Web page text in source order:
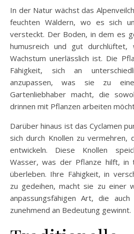
In der Natur wächst das
feuchten Wäldern, wo es sich
versteckt. Der Boden, in dem es
humusreich und gut
Wachstum unerlässlich ist. Die
Fähigkeit, sich an
anzupassen, was sie zu
Gartenliebhaber macht, die
drinnen mit Pflanzen arbeiten
Darüber hinaus ist das Cyclamen
sich durch Knollen zu vermehren,
entwickeln. Diese Knollen
Wasser, was der Pflanze hilft, in
überleben. Ihre Fähigkeit, in
zu gedeihen, macht sie zu einer
anpassungsfähigen Art, die
zunehmend an Bedeutung gewinnt.